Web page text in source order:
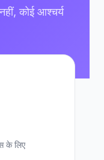
कोई आश्चर्य
के लिए